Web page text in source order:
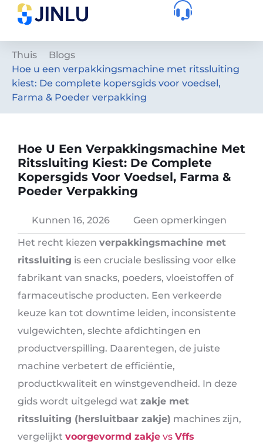
Thuis
Blogs
Hoe u een verpakkingsmachine met ritssluiting
kiest: De complete kopersgids voor voedsel,
Farma & Poeder verpakking
Hoe U Een Verpakkingsmachine Met
Ritssluiting Kiest: De Complete
Kopersgids Voor Voedsel, Farma &
Poeder Verpakking
Kunnen 16, 2026
Geen opmerkingen
Het recht kiezen verpakkingsmachine met
ritssluiting is een cruciale beslissing voor elke
fabrikant van snacks, poeders, vloeistoffen of
farmaceutische producten. Een verkeerde
keuze kan tot downtime leiden, inconsistente
vulgewichten, slechte afdichtingen en
productverspilling. Daarentegen, de juiste
machine verbetert de efficiëntie,
productkwaliteit en winstgevendheid. In deze
gids wordt uitgelegd wat zakje met
ritssluiting (hersluitbaar zakje) machines zijn,
vergelijkt voorgevormd zakje vs Vffs